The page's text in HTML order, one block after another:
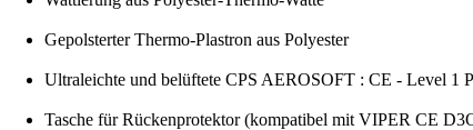
Gepolsterter Thermo-Plastron aus Polyester
Ultraleichte und belüftete CPS AEROSOFT : CE - Level 1
Tasche für Rückenprotektor (kompatibel mit VIPER CE